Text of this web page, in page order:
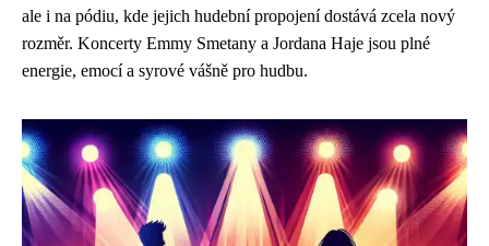
ale i na pódiu, kde jejich hudební propojení dostává zcela nový
rozměr. Koncerty Emmy Smetany a Jordana Haje jsou plné
energie, emocí a syrové vášně pro hudbu.